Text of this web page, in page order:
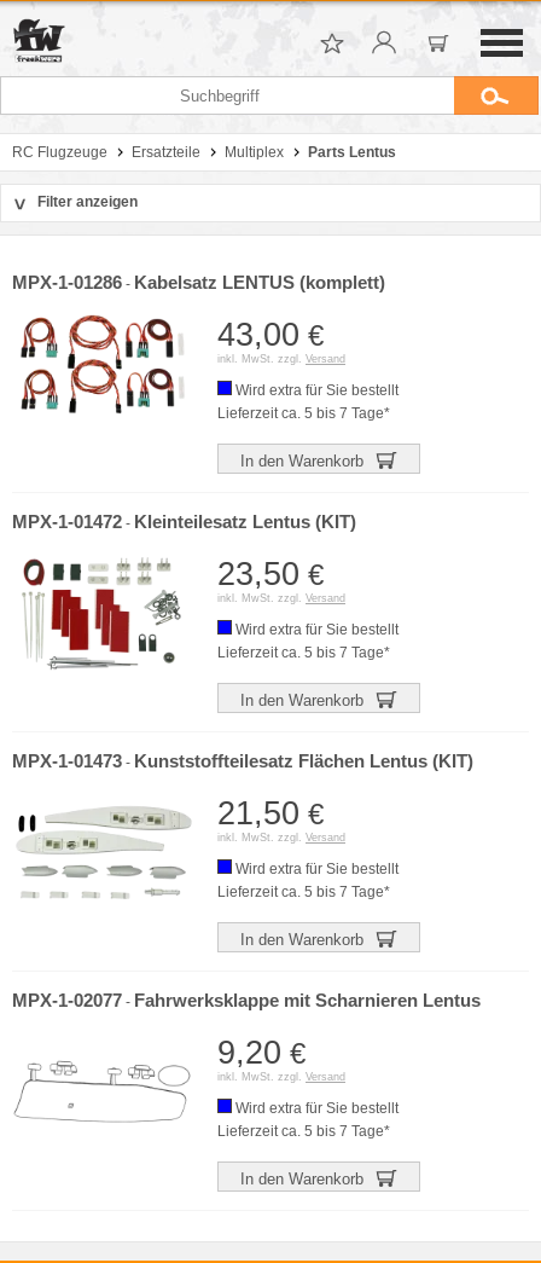
RC Flugzeuge Ersatzteile Multiplex Parts Lentus
> Filter anzeigen
MPX-1-01286 - Kabelsatz LENTUS (komplett)
43,00 €
inkl. MwSt. zzgl. Versand
Wird extra für Sie bestellt
Lieferzeit ca. 5 bis 7 Tage*
In den Warenkorb
MPX-1-01472 - Kleinteilesatz Lentus (KIT)
23,50 €
inkl. MwSt. zzgl. Versand
Wird extra für Sie bestellt
Lieferzeit ca. 5 bis 7 Tage*
In den Warenkorb
MPX-1-01473 - Kunststoffteilesatz Flächen Lentus (KIT)
21,50 €
inkl. MwSt. zzgl. Versand
Wird extra für Sie bestellt
Lieferzeit ca. 5 bis 7 Tage*
In den Warenkorb
MPX-1-02077 - Fahrwerksklappe mit Scharnieren Lentus
9,20 €
inkl. MwSt. zzgl. Versand
Wird extra für Sie bestellt
Lieferzeit ca. 5 bis 7 Tage*
In den Warenkorb